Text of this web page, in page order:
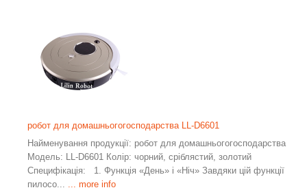
робот для домашньогогосподарства LL-D6601
Найменування продукції: робот для домашньогогосподарства
Модель: LL-D6601 Колір: чорний, сріблястий, золотий
Специфікація: 1. Функція «День» і «Ніч» Завдяки цій функції
пилосо...
... more info